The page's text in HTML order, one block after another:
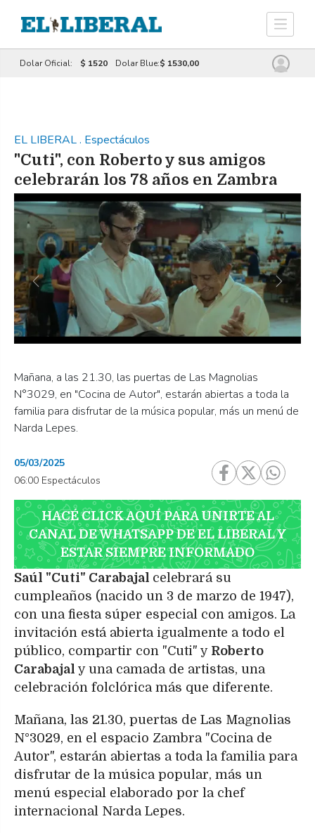
Dolar Oficial: $ 1520 Dolar Blue:$ 1530,00
EL LIBERAL. Espectáculos
"Cuti", con Roberto y sus amigos
celebrarán los 78 años en Zambra
Mañana, a las 21.30, las puertas de Las Magnolias
N°3029, en "Cocina de Autor", estarán abiertas a toda la
familia para disfrutar de la música popular, más un menú de
Narda Lepes.
Previous Next
05/03/2025
06:00 Espectáculos
HACÉ CLICK AQUÍ PARA UNIRTE AL
CANAL DE WHATSAPP DE EL LIBERAL Y
ESTAR SIEMPRE INFORMADO
Saúl "Cuti" Carabajal celebrará su
cumpleaños (nacido un 3 de marzo de 1947),
con una fiesta súper especial con amigos. La
invitación está abierta igualmente a todo el
público, compartir con "Cuti" y Roberto
Carabajal y una camada de artistas, una
celebración folclórica más que diferente.
Mañana, las 21.30, puertas de Las Magnolias
N°3029, en el espacio Zambra "Cocina de
Autor", estarán abiertas a toda la familia para
disfrutar de la música popular, más un
menú especial elaborado por la chef
internacional Narda Lepes.